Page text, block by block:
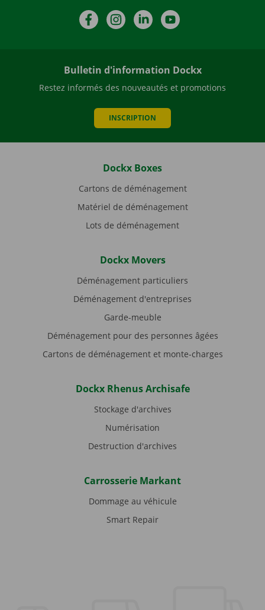
FacebookInstagramLinkedIn
Bulletin d'information Dockx
Restez informés des nouveautés et promotions
INSCRIPTION
Dockx Boxes
Cartons de déménagement
Matériel de déménagement
Lots de déménagement
Dockx Movers
Déménagement particuliers
Déménagement d'entreprises
Garde-meuble
Déménagement pour des personnes âgées
Cartons de déménagement et monte-charges
Dockx Rhenus Archisafe
Stockage d'archives
Numérisation
Destruction d'archives
Carrosserie Markant
Dommage au véhicule
Smart Repair